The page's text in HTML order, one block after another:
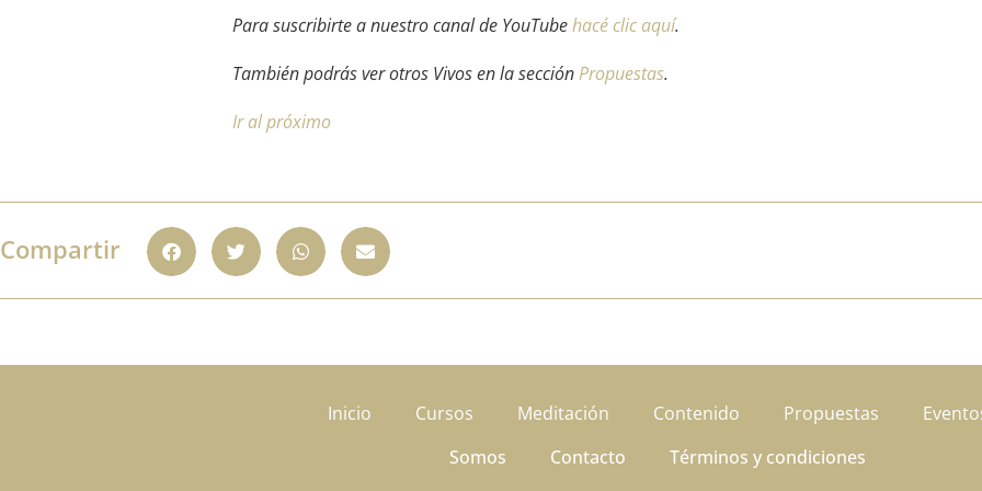
Para suscribirte a nuestro canal de YouTubehacé clic aquí.
También podrás ver otros Vivos en la secciónPropuestas.
Ir al próximo
Compartir
Inicio Cursos Meditación Contenido Propuestas
Somos
Contacto Términos y condiciones